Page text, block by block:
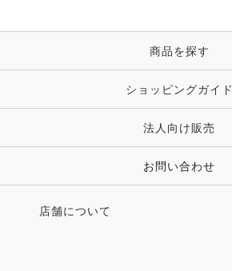
時計・財布・キーケース・革小物
キーホルダー・チャーム・ストラップ
その他 ファッション雑貨
ピン・ブローチ・コサージュ
その他 アクセサリー
商品を探す
ショッピングガイド
法人向け販売
お問い合わせ
店舗について